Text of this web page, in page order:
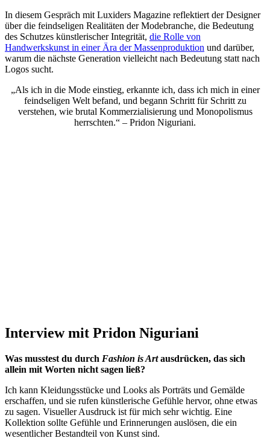
In diesem Gespräch mit Luxiders Magazine reflektiert der Designer
über die feindseligen Realitäten der Modebranche, die Bedeutung
des Schutzes künstlerischer Integrität, die Rolle von
Handwerkskunst in einer Ära der Massenproduktion und darüber,
warum die nächste Generation vielleicht nach Bedeutung statt nach
Logos sucht.
„Als ich in die Mode einstieg, erkannte ich, dass ich mich in einer
feindseligen Welt befand, und begann Schritt für Schritt zu
verstehen, wie brutal Kommerzialisierung und Monopolismus
herrschten.“ – Pridon Niguriani.
Interview mit Pridon Niguriani
Was musstest du durch Fashion is Artausdrücken, das sich
allein mit Worten nicht sagen ließ?
Ich kann Kleidungsstücke und Looks als Porträts und Gemälde
erschaffen, und sie rufen künstlerische Gefühle hervor, ohne etwas
zu sagen. Visueller Ausdruck ist für mich sehr wichtig. Eine
Kollektion sollte Gefühle und Erinnerungen auslösen, die ein
wesentlicher Bestandteil von Kunst sind.